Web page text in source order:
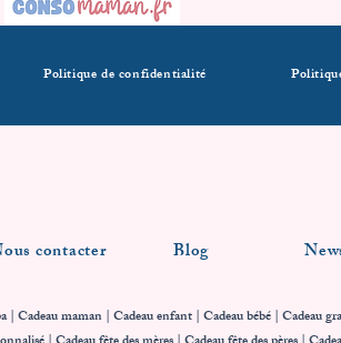
Politique de confidentialité
contacter Blog
|Cadeau maman|Cadeau enfant|Cadeau bébé| Cadeau